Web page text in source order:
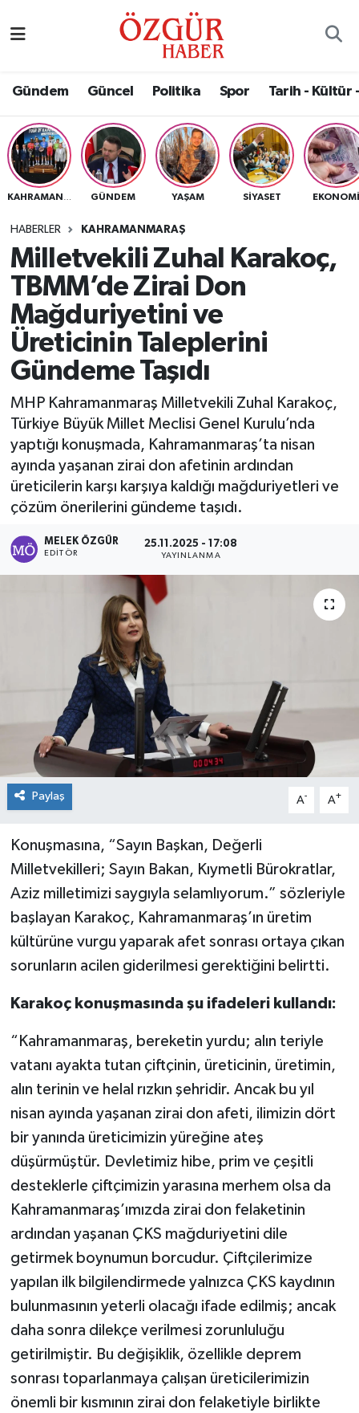
Gündem Güncel Politika Spor Tarih - Kültür
GÜNDEM YAŞAM SIYASET EKONOMI
HABERLER KAHRAMANMARAŞ
Milletvekili Zuhal Karakoç,
TBMM’de Zirai Don
Mağduriyetini ve
Üreticinin Taleplerini
Gündeme Taşıdı
MHP Kahramanmaraş Milletvekili Zuhal Karakoç,
Türkiye Büyük Millet Meclisi Genel Kurulu’nda
yaptığı konuşmada, Kahramanmaraş’ta nisan
ayında yaşanan zirai don afetinin ardından
üreticilerin karşı karşıya kaldığı mağduriyetleri ve
çözüm önerilerini gündeme taşıdı.
MELEK ÖZGÜR
EDITÖR
25.11.2025 - 17:08
YAYINLANMA
Paylaş A- A+
Konuşmasına, “Sayın Başkan, Değerli
Milletvekilleri; Sayın Bakan, Kıymetli Bürokratlar,
Aziz milletimizi saygıyla selamlıyorum.” sözleriyle
başlayan Karakoç, Kahramanmaraş’ın üretim
kültürüne vurgu yaparak afet sonrası ortaya çıkan
sorunların acilen giderilmesi gerektiğini belirtti.
Karakoç konuşmasında şu ifadeleri kullandı:
“Kahramanmaraş, bereketin yurdu; alın teriyle
vatanı ayakta tutan çiftçinin, üreticinin, üretimin,
alın terinin ve helal rızkın şehridir. Ancak bu yıl
nisan ayında yaşanan zirai don afeti, ilimizin dört
bir yanında üreticimizin yüreğine ateş
düşürmüştür. Devletimiz hibe, prim ve çeşitli
desteklerle çiftçimizin yarasına merhem olsa da
Kahramanmaraş’ımızda zirai don felaketinin
ardından yaşanan ÇKS mağduriyetini dile
getirmek boynumun borcudur. Çiftçilerimize
yapılan ilk bilgilendirmede yalnızca ÇKS kaydının
bulunmasının yeterli olacağı ifade edilmiş; ancak
daha sonra dilekçe verilmesi zorunluluğu
getirilmiştir. Bu değişiklik, özellikle deprem
sonrası toparlanmaya çalışan üreticilerimizin
önemli bir kısmının zirai don felaketiyle birlikte
Eğitim
Ekonomi
Güncel
Gündem
Magazin
Politika
Spor
Tarih - Kültür - Sanat - Turizm
Yaşam
Nöbetçi Eczaneler
Namaz Vakitleri
Trafik Durumu
Süper Lig Puan Durumu ve Fikstür
Tüm Manşetler
Son Dakika Haberleri
Haber Arşivi